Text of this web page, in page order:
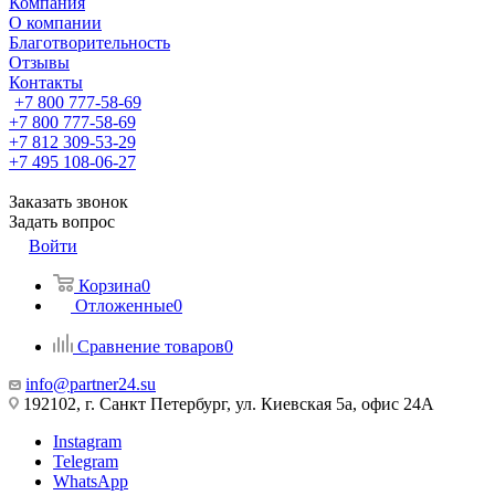
О компании
Благотворительность
Отзывы
Контакты
+7 800 777-58-69
+7 800 777-58-69
+7 812 309-53-29
+7 495 108-06-27
Заказать звонок
Задать вопрос
Войти
Корзина0
Отложенные0
Сравнение товаров0
info@partner24.su
192102, г. Санкт Петербург, ул. Киевская 5а, офис 24А
Instagram
Telegram
WhatsApp